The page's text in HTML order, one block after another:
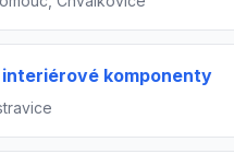
komponenty